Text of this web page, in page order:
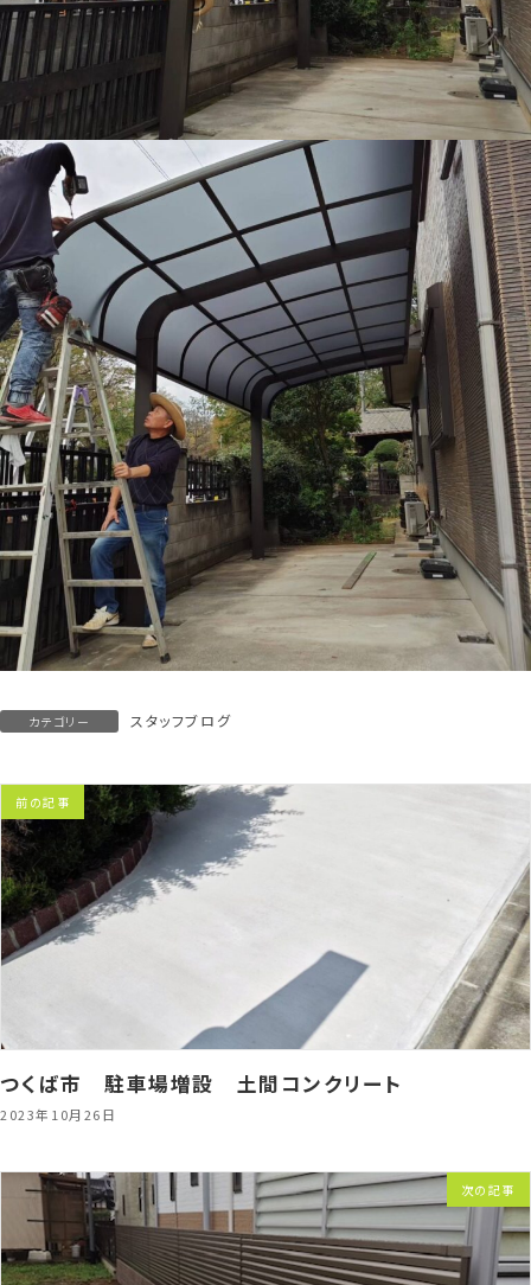
カテゴリー スタッフブログ
前の記事
つくば市 駐車場増設 土間コンクリート
2023年10月26日
次の記事